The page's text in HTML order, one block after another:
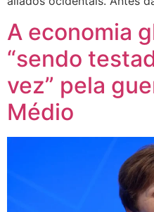
A economia
“sendo
vez” pela
Médio